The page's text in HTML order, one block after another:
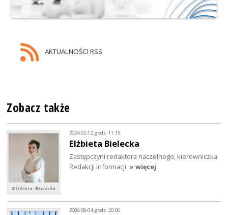
AKTUALNOŚCI RSS
Zobacz także
2024-02-12, godz. 11:15
Elżbieta Bielecka
Zastępczyni redaktora naczelnego, kierowniczka
Redakcji Informacji » więcej
2006-08-04, godz. 20:00